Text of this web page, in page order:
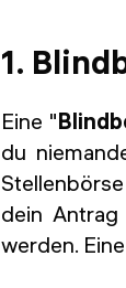
1.
Eine "
du
dein
werden.